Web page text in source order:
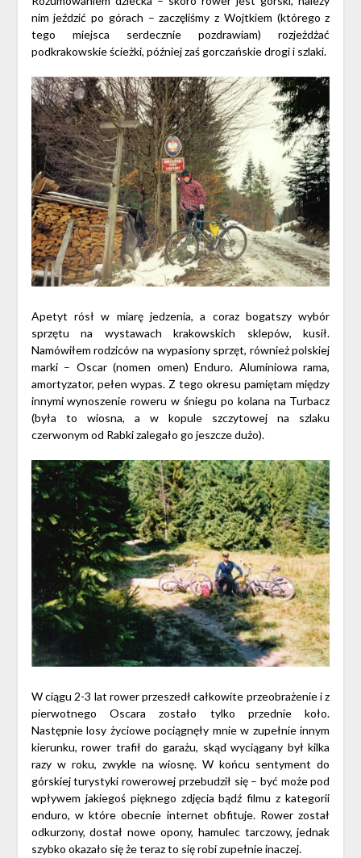
nim jeździć po górach – zaczęliśmy z Wojtkiem (którego z
tego miejsca serdecznie pozdrawiam) rozjeżdżać
podkrakowskie ścieżki, później zaś gorczańskie drogi i szlaki.
Apetyt rósł w miarę jedzenia, a coraz bogatszy wybór
sprzętu na wystawach krakowskich sklepów, kusił.
Namówiłem rodziców na wypasiony sprzęt, również polskiej
marki – Oscar (nomen omen) Enduro. Aluminiowa rama,
amortyzator, pełen wypas. Z tego okresu pamiętam między
innymi wynoszenie roweru w śniegu po kolana na Turbacz
(była to wiosna, a w kopule szczytowej na szlaku
czerwonym od Rabki zalegało go jeszcze dużo).
W ciągu 2-3 lat rower przeszedł całkowite przeobrażenie i z
pierwotnego Oscara zostało tylko przednie koło.
Następnie losy życiowe pociągnęły mnie w zupełnie innym
kierunku, rower trafił do garażu, skąd wyciągany był kilka
razy w roku, zwykle na wiosnę. W końcu sentyment do
górskiej turystyki rowerowej przebudził się – być może pod
wpływem jakiegoś pięknego zdjęcia bądź filmu z kategorii
enduro, w które obecnie internet obfituje. Rower został
odkurzony, dostał nowe opony, hamulec tarczowy, jednak
szybko okazało się że teraz to się robi zupełnie inaczej.